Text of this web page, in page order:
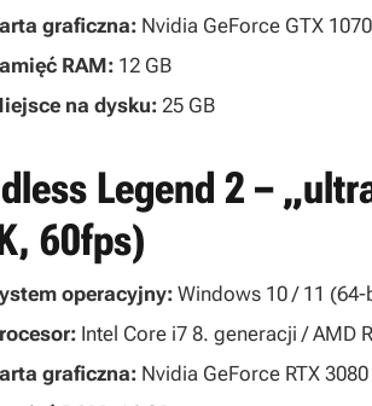
graficzna: Nvidia GeForce GTX
RAM: 12 GB
na dysku: 25 GB
Legend 2 –
60fps)
operacyjny: Windows 10 / 11 (64-
Intel Core i7 8. generacji / AMD
graficzna: Nvidia GeForce RTX